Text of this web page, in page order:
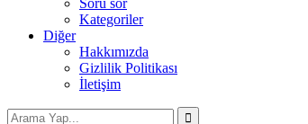
Soru sor
Kategoriler
Diğer
Hakkımızda
Gizlilik Politikası
İletişim